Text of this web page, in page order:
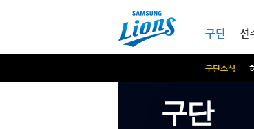
구단
구단소식
선
구단